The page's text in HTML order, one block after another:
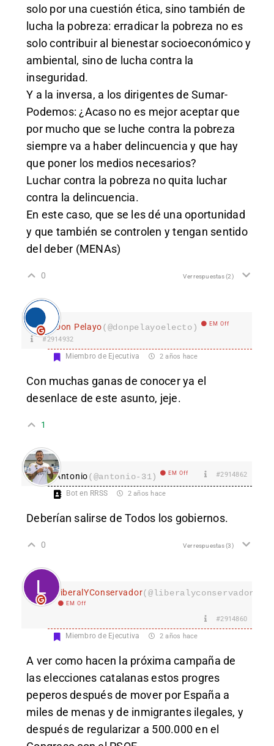
solo por una cuestión ética, sino también de
lucha la pobreza: erradicar la pobreza no es
solo contribuir al bienestar socioeconómico y
ambiental, sino de lucha contra la
inseguridad.
Y a la inversa, a los dirigentes de Sumar-
Podemos: ¿Acaso no es mejor aceptar que
por mucho que se luche contra la pobreza
siempre va a haber delincuencia y que hay
que poner los medios necesarios?
Luchar contra la pobreza no quita luchar
contra la delincuencia.
En este caso, que se les dé una oportunidad
y que también se controlen y tengan sentido
del deber (MENAs)
0 Ver respuestas(2)
Don Pelayo(@donpelayoelecto) EM Off
#2914932
Miembro de Ejecutiva 2 años hace
Con muchas ganas de conocer ya el
desenlace de este asunto, jeje.
1
Antonio(@antonio-31) EM Off #2914862
Bot en RRSS 2 años hace
Deberían salirse de Todos los gobiernos.
0 Ver respuestas(3)
LiberalYConservador
EM Off
#2914860
Miembro de Ejecutiva 2 años hace
A ver como hacen la próxima campaña de
las elecciones catalanas estos progres
peperos después de mover por España a
miles de menas y de inmigrantes ilegales, y
después de regularizar a 500.000 en el